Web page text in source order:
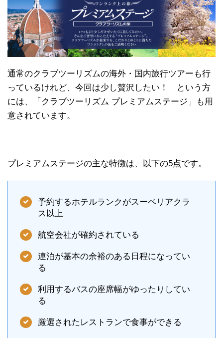
通常のクラブツーリズムの海外・国内旅行ツアーも行
っているけれど、今回は少し贅沢したい！ という方
には、「クラブツーリズム プレミアムステージ」も用
意されています。
プレミアムステージの主な特徴は、以下の5点です。
予約するホテルランクがスーペリアクラ
ス以上
航空会社が確約されている
連泊が基本の余裕のある日程になってい
る
利用するバスの座席幅がゆったりしてい
る
厳選されたレストランで食事ができる